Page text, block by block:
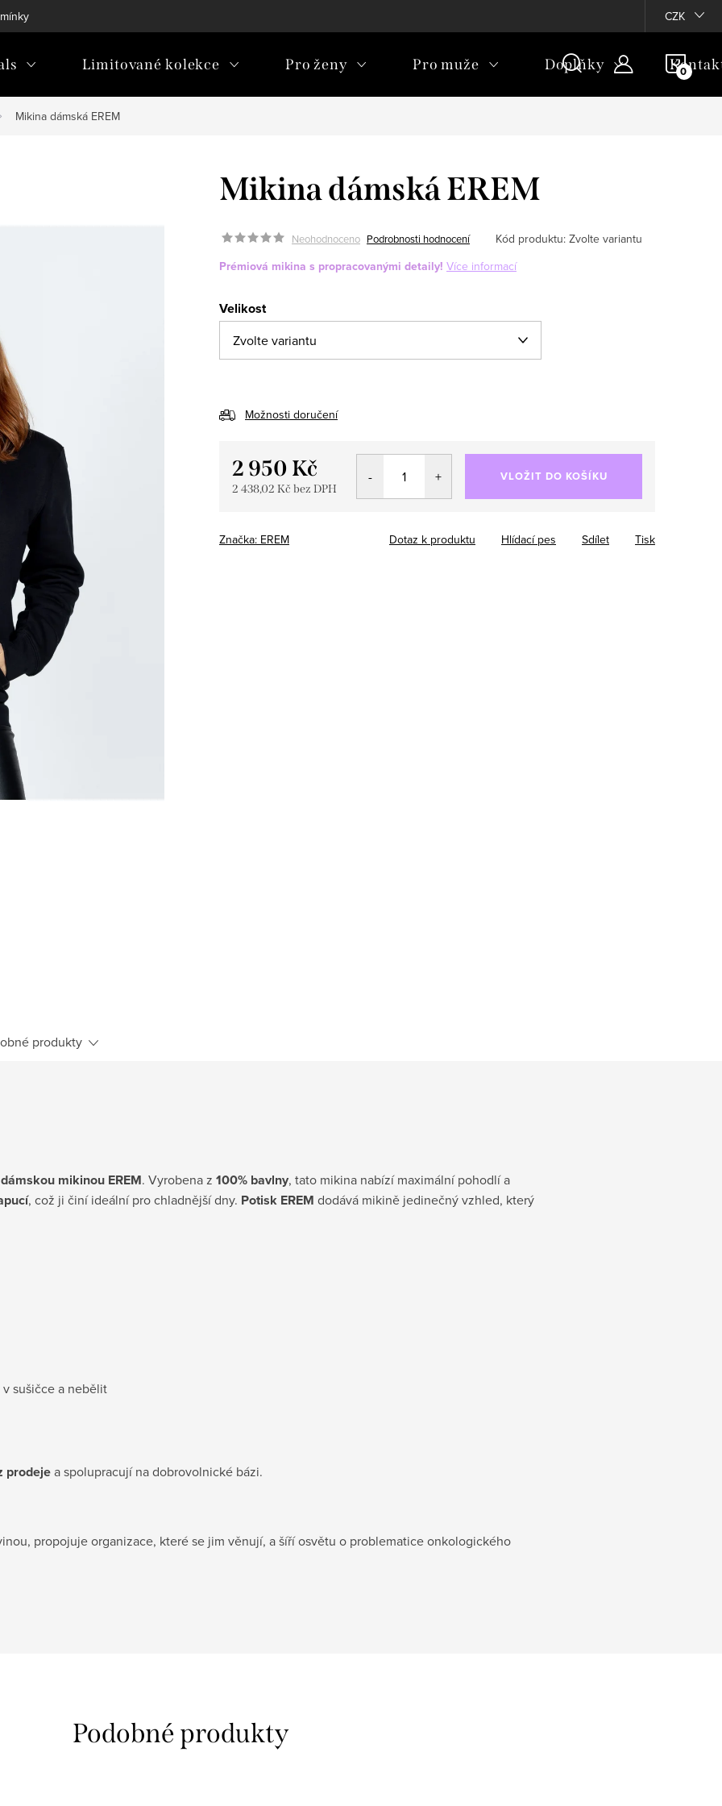
CZK
Limitované kolekce Pro ženy Pro muže Doplňky
Mikina dámská EREM
Mikina dámská EREM
Neohodnoceno Podrobnosti hodnocení Kód produktu: Zvolte variantu
Prémiová mikina s propracovanými detaily! Více informací
Velikost
Možnosti doručení
2 950 Kč
2 438,02 Kč bez DPH
VLOŽIT DO KOŠÍKU
Značka: EREM Tisk
Dotaz k produktu Hlídací pes Sdílet
produkty
dámskou mikinou EREM. Vyrobena z 100% bavlny, tato mikina nabízí maximální pohodlí a
, což ji činí ideální pro chladnější dny. Potisk EREM dodává mikině jedinečný vzhled, který
sušičce a nebělit
prodejea spolupracují na dobrovolnické bázi.
propojuje organizace, které se jim věnují, a šíří osvětu o problematice onkologického